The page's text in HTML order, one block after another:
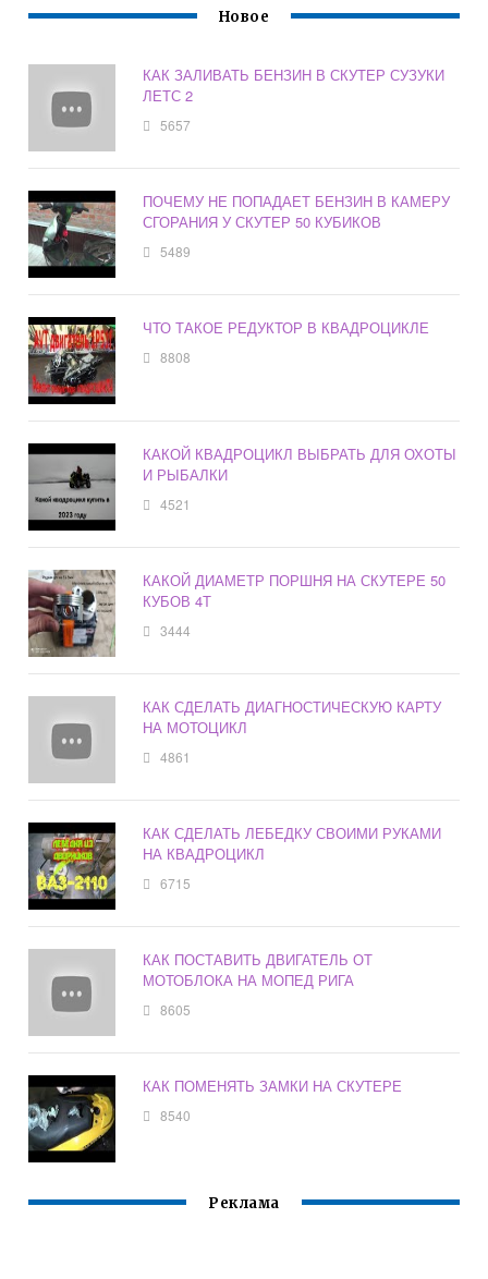
Новое
КАК ЗАЛИВАТЬ БЕНЗИН В СКУТЕР СУЗУКИ
ЛЕТС 2
5657
ПОЧЕМУ НЕ ПОПАДАЕТ БЕНЗИН В КАМЕРУ
СГОРАНИЯ У СКУТЕР 50 КУБИКОВ
5489
ЧТО ТАКОЕ РЕДУКТОР В КВАДРОЦИКЛЕ
8808
КАКОЙ КВАДРОЦИКЛ ВЫБРАТЬ ДЛЯ ОХОТЫ
И РЫБАЛКИ
4521
КАКОЙ ДИАМЕТР ПОРШНЯ НА СКУТЕРЕ 50
КУБОВ 4Т
3444
КАК СДЕЛАТЬ ДИАГНОСТИЧЕСКУЮ КАРТУ
НА МОТОЦИКЛ
4861
КАК СДЕЛАТЬ ЛЕБЕДКУ СВОИМИ РУКАМИ
НА КВАДРОЦИКЛ
6715
КАК ПОСТАВИТЬ ДВИГАТЕЛЬ ОТ
МОТОБЛОКА НА МОПЕД РИГА
8605
КАК ПОМЕНЯТЬ ЗАМКИ НА СКУТЕРЕ
8540
Реклама